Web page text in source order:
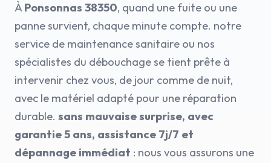
ÀPonsonnas 38350, quand une fuite ou une
panne survient, chaque minute compte. notre
service de maintenance sanitaire ou nos
spécialistes du débouchage se tient prête à
intervenir chez vous, de jour comme de nuit,
avec le matériel adapté pour une réparation
durable. sans mauvaise surprise, avec
garantie 5 ans, assistance 7j/7 et
dépannage immédiat : nous vous assurons une